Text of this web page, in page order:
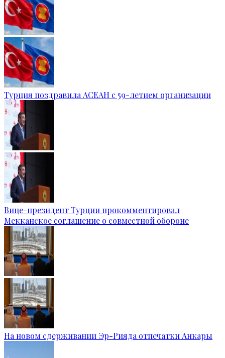
Турция поздравила АСЕАН с 59-летием организации
Вице-президент Турции прокомментировал
Мекканское соглашение о совместной обороне
На новом сдерживании Эр-Рияда отпечатки Анкары